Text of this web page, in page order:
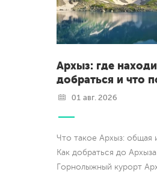
Архыз: где
добраться и что
01 авг. 2026
Что такое Архыз: общая
Как добраться до Архыза
Горнолыжный курорт